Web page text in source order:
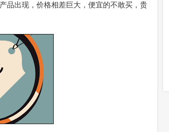
品出现，价格相差巨大，便宜的不敢买，贵